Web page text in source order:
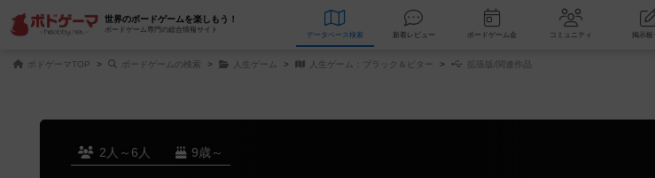
世界のボードゲームを楽しもう！
ボードゲーム専門の総合情報サイト
データベース 検索 新着レビュー ボードゲーム会 コミュニティ
ボドゲーマTOP ボードゲームの検索 人生ゲーム 人生ゲーム：ブラック＆ビター 拡張版/関連作品
2人～6人 9歳～